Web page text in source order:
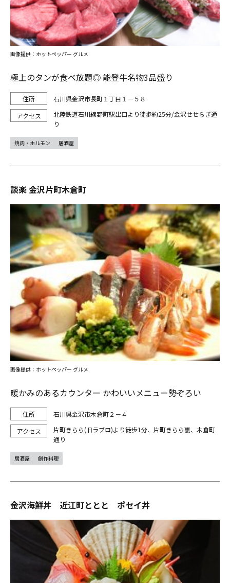
極上のタンが食べ放題◎ 能登牛名物3品盛り
石川県金沢市長町１丁目１－５８
北陸鉄道石川線野町駅出口より徒歩約25分/金沢せせらぎ通
り
画像提供：ホットペッパー グルメ
焼肉・ホルモン 居酒屋
談楽 金沢片町木倉町
暖かみのあるカウンター かわいいメニュー勢ぞろい
石川県金沢市木倉町２－４
片町きらら(旧ラブロ)より徒歩1分、片町きらら裏、木倉町
通り
画像提供：ホットペッパー グルメ
居酒屋 創作料理
金沢海鮮丼 近江町ととと ポセイ丼